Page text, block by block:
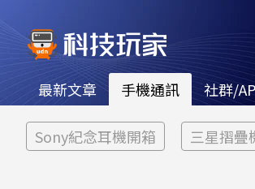
最新文章 手機通訊 社群/
Sony紀念耳機開箱 三星摺疊